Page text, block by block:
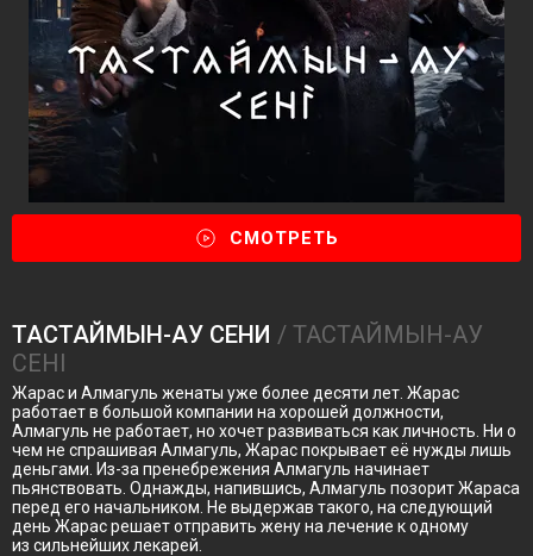
СМОТРЕТЬ
ТАСТАЙМЫН-АУ СЕНИ / ТАСТАЙМЫН-АУ
СЕНІ
Жарас и Алмагуль женаты уже более десяти лет. Жарас
работает в большой компании на хорошей должности,
Алмагуль не работает, но хочет развиваться как личность. Ни о
чем не спрашивая Алмагуль, Жарас покрывает её нужды лишь
деньгами. Из-за пренебрежения Алмагуль начинает
пьянствовать. Однажды, напившись, Алмагуль позорит Жараса
перед его начальником. Не выдержав такого, на следующий
день Жарас решает отправить жену на лечение к одному
из сильнейших лекарей.